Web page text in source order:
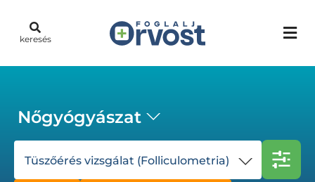
keresés
Nőgyógyászat
Tüszőérés vizsgálat (Folliculometria)